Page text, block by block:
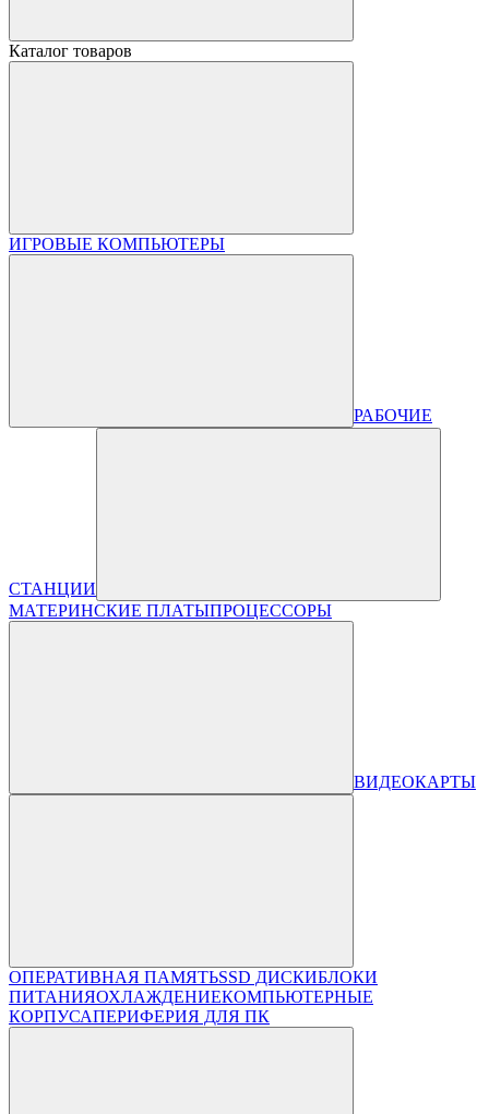
Каталог товаров
ИГРОВЫЕ КОМПЬЮТЕРЫ
РАБОЧИЕ
СТАНЦИИ
МАТЕРИНСКИЕ ПЛАТЫПРОЦЕССОРЫ
ВИДЕОКАРТЫ
ОПЕРАТИВНАЯ ПАМЯТЬSSD ДИСКИБЛОКИ
ПИТАНИЯОХЛАЖДЕНИЕКОМПЬЮТЕРНЫЕ
КОРПУСАПЕРИФЕРИЯ ДЛЯ ПК